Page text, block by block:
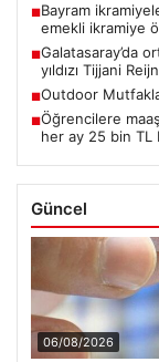
■Bayram
emekli ikramiye
■Galatasaray’da
yıldızı Tijjani
■Outdoor
■Öğrencilere
her ay 25 bin
Güncel
06/08/2026